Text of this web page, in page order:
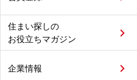
住まい探しの
お役立ちマガジン
企業情報